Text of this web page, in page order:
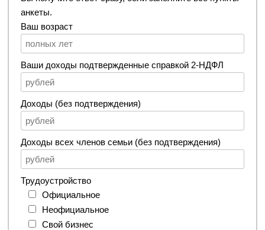
анкеты.
Ваш возраст
Ваши доходы подтвержденные справкой 2-НДФЛ
Доходы (без подтверждения)
Доходы всех членов семьи (без подтверждения)
Трудоустройство
Официальное
Неофициальное
Свой бизнес